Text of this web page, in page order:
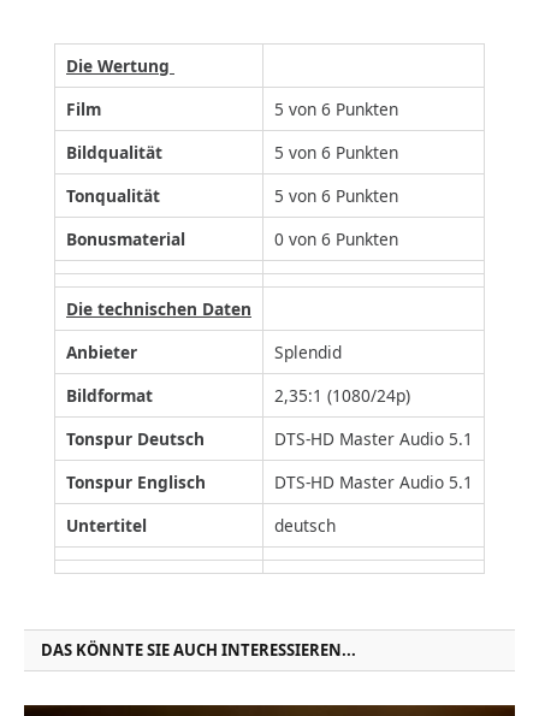
Die Wertung
Film
5 von 6 Punkten
Bildqualität
5 von 6 Punkten
Tonqualität
5 von 6 Punkten
Bonusmaterial
0 von 6 Punkten
Die technischen Daten
Anbieter
Splendid
Bildformat
2,35:1 (1080/24p)
Tonspur Deutsch
DTS-HD Master Audio 5.1
Tonspur Englisch
DTS-HD Master Audio 5.1
Untertitel
deutsch
DAS KÖNNTE SIE AUCH INTERESSIEREN...